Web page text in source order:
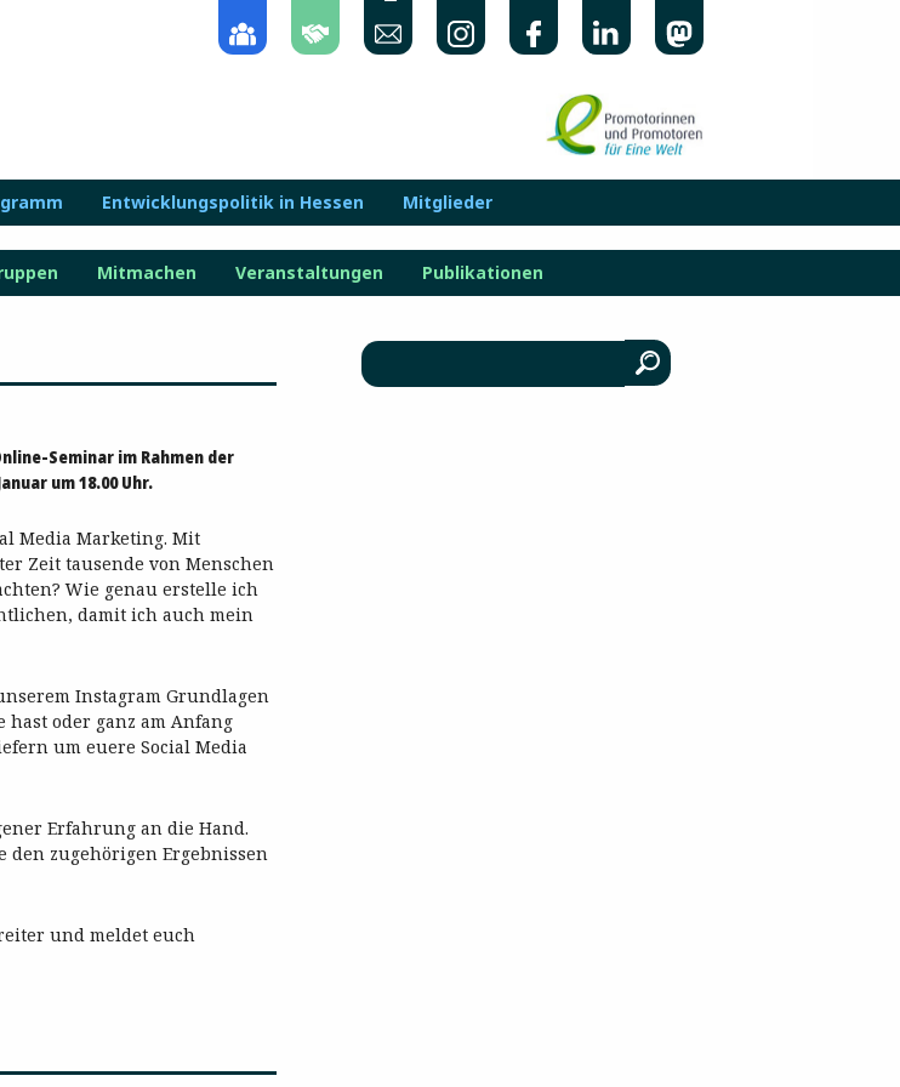
Entwicklungspolitik in Hessen Mitglieder
Mitmachen Veranstaltungen Publikationen
Seminar im Rahmen der
um 18.00 Uhr.
Media Marketing. Mit
Zeit tausende von Menschen
Wie genau erstelle ich
damit ich auch mein
Instagram Grundlagen
oder ganz am Anfang
um euere Social Media
Erfahrung an die Hand.
zugehörigen Ergebnissen
und meldet euch